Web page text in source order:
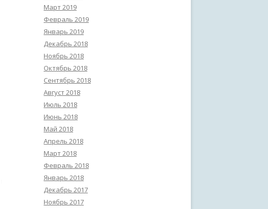
Март 2019
Февраль 2019
Январь 2019
Декабрь 2018
Ноябрь 2018
Октябрь 2018
Сентябрь 2018
Август 2018
Июль 2018
Июнь 2018
Май 2018
Апрель 2018
Март 2018
Февраль 2018
Январь 2018
Декабрь 2017
Ноябрь 2017